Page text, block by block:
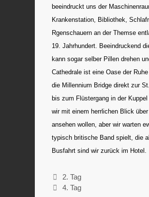
beeindruckt uns der
Krankenstation, Bibliothek,
Rgenschauern an der Themse
19. Jahrhundert. Beeindruckend
kann sogar selber Pillen drehen
Cathedrale ist eine Oase der
die Millennium Bridge direkt zur
bis zum Flüstergang in der
wir mit einem herrlichen Blick
ansehen wollen, aber wir warten
typisch britische Band spielt, die
Busfahrt sind wir zurück im Hotel.
2. Tag
4. Tag